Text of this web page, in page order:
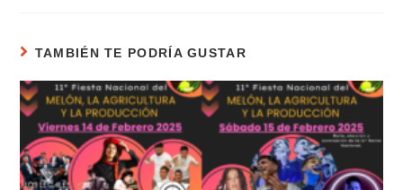
TAMBIÉN TE PODRÍA GUSTAR